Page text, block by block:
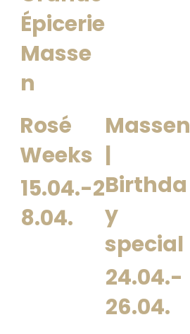
Épicerie
Masse
n
Rosé
Weeks
15.04.-2
8.04.
Massen
|
Birthda
y
special
24.04.-
26.04.